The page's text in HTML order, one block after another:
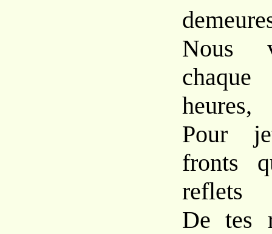
Nous
heures,
Pour
fronts
reflets
De tes